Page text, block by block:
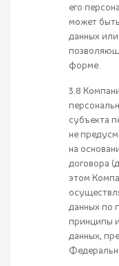
его
может
данных
форме.
3.8
субъекта
не
на
договора
этом
данных по
принципы
данных,